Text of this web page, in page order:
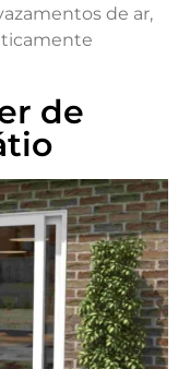
de ar,
de